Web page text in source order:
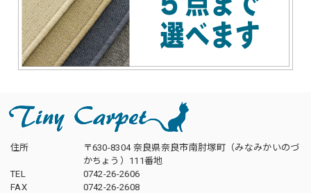
住所
〒630-8304 奈良県奈良市南肘塚町（みなみかいのづ
かちょう）111番地
TEL
0742-26-2606
FAX
0742-26-2608